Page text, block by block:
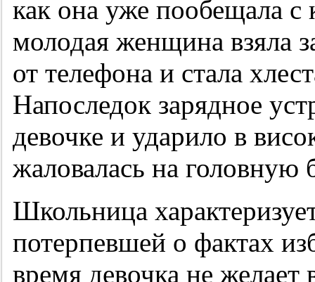
как она уже пообещала с
молодая женщина взяла
от телефона и стала
Напоследок зарядное
девочке и ударило в
жаловалась на головную
Школьница
потерпевшей о фактах
время девочка не желает